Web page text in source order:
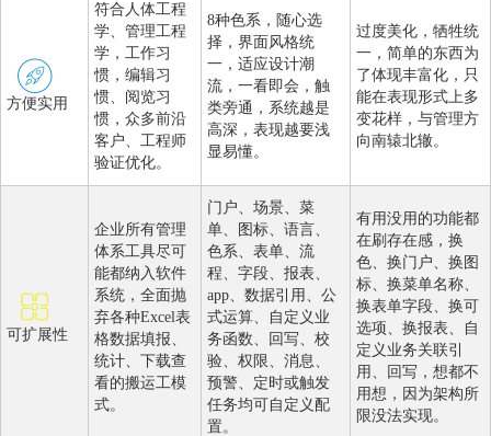
方便实用
符合人体工程
学、管理工程
学，工作习
惯，编辑习
惯、阅览习
惯，众多前沿
客户、工程师
验证优化。
8种色系，随心选
择，界面风格统
一，适应设计潮
流，一看即会，触
类旁通，系统越是
高深，表现越要浅
显易懂。
过度美化，牺牲统
一，简单的东西为
了体现丰富化，只
能在表现形式上多
变花样，与管理方
向南辕北辙。
可扩展性
企业所有管理
体系工具尽可
能都纳入软件
系统，全面抛
弃各种Excel表
格数据填报、
统计、下载查
看的搬运工模
式。
门户、场景、菜
单、图标、语言、
色系、表单、流
程、字段、报表、
app、数据引用、公
式运算、自定义业
务函数、回写、校
验、权限、消息、
预警、定时或触发
任务均可自定义配
置。
有用没用的功能都
在刷存在感，换
色、换门户、换图
标、换菜单名称、
换表单字段、换可
选项、换报表、自
定义业务关联引
用、回写，想都不
用想，因为架构所
限没法实现。